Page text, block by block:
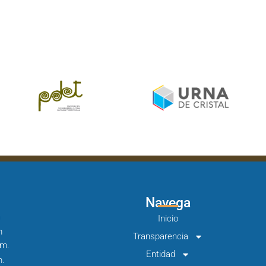
Navega
Inicio
Transparencia
Entidad